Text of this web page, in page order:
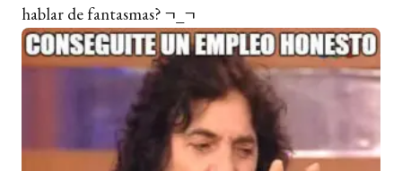
hablar de fantasmas? ¬_¬